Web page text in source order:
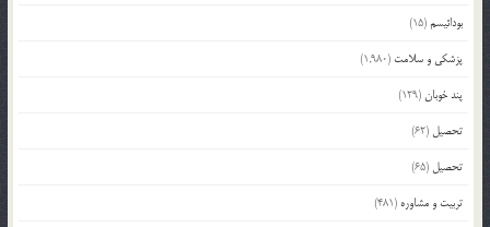
بودائیسم(15)
پزشکی و سلامت (1,980)
پند خوبان(129)
تحصیل (62)
تحصیل (65)
تربیت و مشاوره (481)